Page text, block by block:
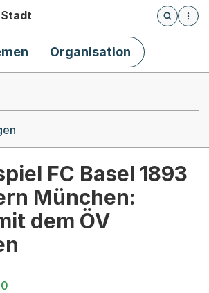
Öffnet
Organisation
FC Basel 1893
München:
dem ÖV